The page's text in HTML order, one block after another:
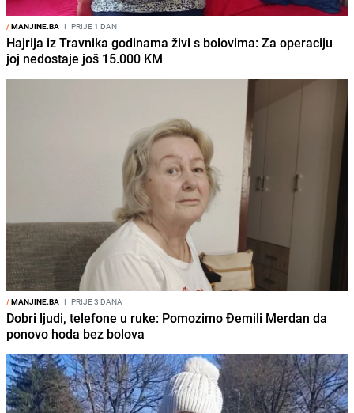
/MANJINE.BA I PRIJE 1 DAN
Hajrija iz Travnika godinama živi s bolovima: Za operaciju
joj nedostaje još 15.000 KM
/MANJINE.BA I PRIJE 3 DANA
Dobri ljudi, telefone u ruke: Pomozimo Đemili Merdan da
ponovo hoda bez bolova